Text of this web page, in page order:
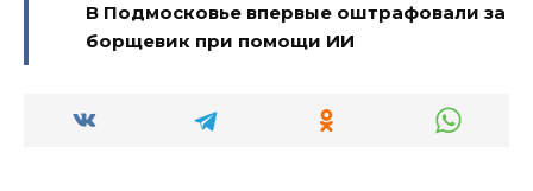
В Подмосковье впервые оштрафовали за
борщевик при помощи ИИ